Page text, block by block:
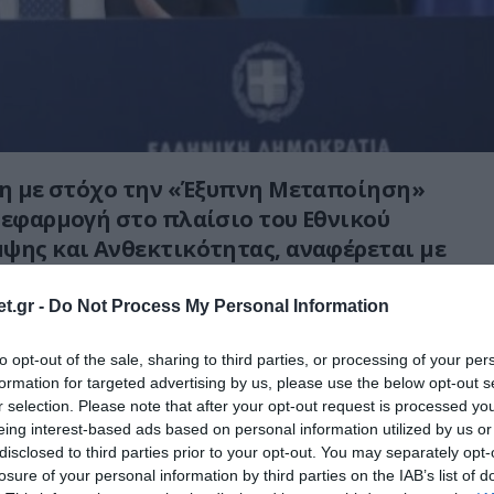
- Do Not Process My Personal Information
opt-out of the sale, sharing to third parties, or processing of your
for targeted advertising by us, please use the below opt-out
selection. Please note that after your opt-out request is processed
interest-based ads based on personal information utilized by us
to third parties prior to your opt-out. You may separately
of your personal information by third parties on the IAB’s list of
με στόχο την «Έξυπνη Μεταποίηση»
στο πλαίσιο του Εθνικού
και Ανθεκτικότητας, αναφέρεται με
στοpronews
ΑΡΘΡΟ